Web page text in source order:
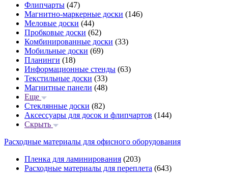
Флипчарты (47)
Магнитно-маркерные доски (146)
Меловые доски (44)
Пробковые доски (62)
Комбинированные доски (33)
Мобильные доски (69)
Планинги (18)
Информационные стенды (63)
Текстильные доски (33)
Магнитные панели (48)
Еще
Стеклянные доски (82)
Аксессуары для досок и флипчартов (144)
Скрыть
Расходные материалы для офисного оборудования
Пленка для ламинирования (203)
Расходные материалы для переплета (643)